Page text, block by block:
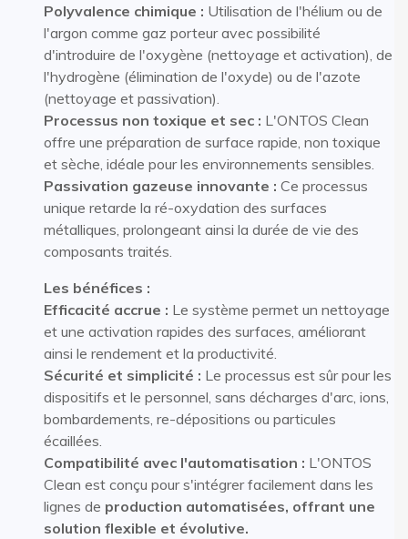
Polyvalence chimique : Utilisation de l'hélium ou de
l'argon comme gaz porteur avec possibilité
d'introduire de l'oxygène (nettoyage et activation), de
l'hydrogène (élimination de l'oxyde) ou de l'azote
(nettoyage et passivation).
Processus non toxique et sec : L'ONTOS Clean
offre une préparation de surface rapide, non toxique
et sèche, idéale pour les environnements sensibles.
Passivation gazeuse innovante : Ce processus
unique retarde la ré-oxydation des surfaces
métalliques, prolongeant ainsi la durée de vie des
composants traités.
Les bénéfices :
Efficacité accrue : Le système permet un nettoyage
et une activation rapides des surfaces, améliorant
ainsi le rendement et la productivité.
Sécurité et simplicité : Le processus est sûr pour les
dispositifs et le personnel, sans décharges d'arc, ions,
bombardements, re-dépositions ou particules
écaillées.
Compatibilité avec l'automatisation : L'ONTOS
Clean est conçu pour s'intégrer facilement dans les
lignes de production automatisées, offrant une
solution flexible et évolutive.